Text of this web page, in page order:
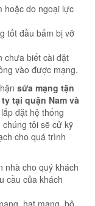
hoặc do ngoại lực
tốt đầu bấm bị vỡ
chưa biết cài đặt
vào được mạng.
sửa mạng tận
tại quận Nam và
đặt hệ thống
tôi sẽ cử kỹ
cho quá trình
nhà cho quý khách
cầu của khách
hạt mạng, bộ